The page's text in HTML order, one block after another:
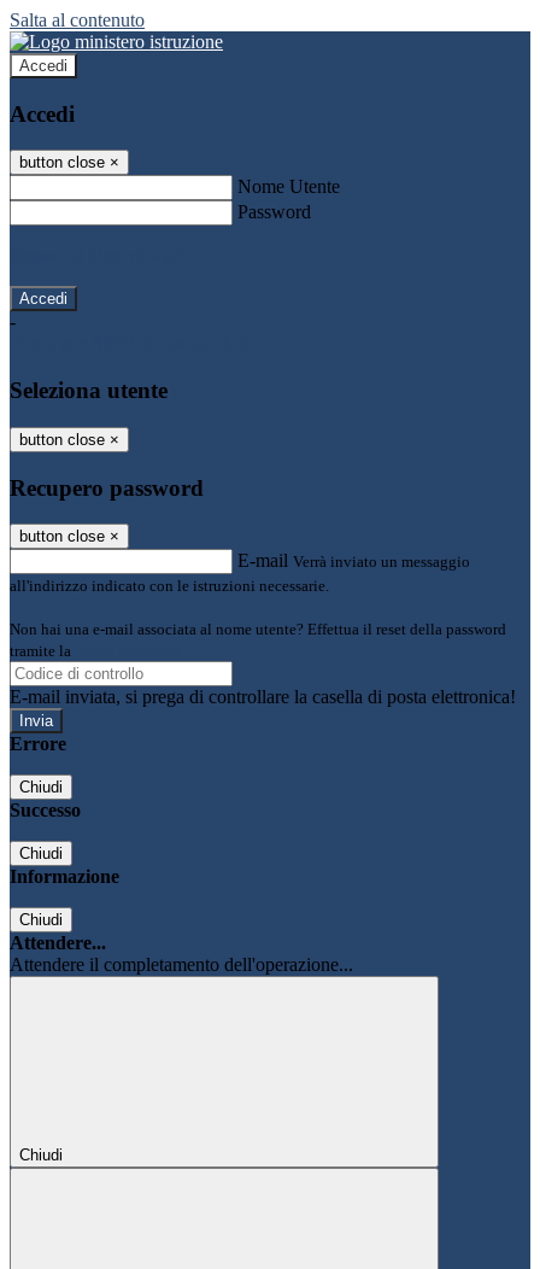
Salta al contenuto
Accedi
Accedi
button close ×
Nome Utente
Password
-
Seleziona utente
button close ×
Recupero password
button close ×
E-mail Verrà inviato un messaggio
all'indirizzo indicato con le istruzioni necessarie.
Non hai una e-mail associata al nome utente? Effettua il reset della password
tramite la
E-mail inviata, si prega di controllare la casella di posta elettronica!
Errore
Chiudi
Successo
Chiudi
Informazione
Chiudi
Attendere...
Attendere il completamento dell'operazione...
Chiudi